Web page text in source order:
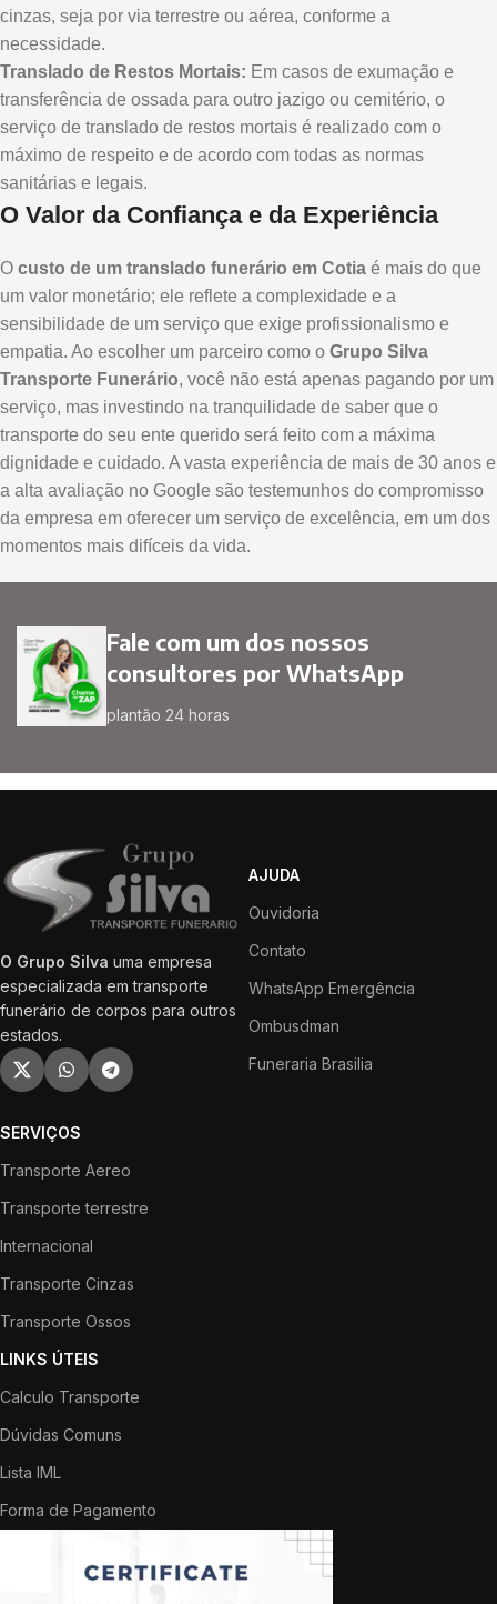
cinzas, seja por via terrestre ou aérea, conforme a
necessidade.
Translado de Restos Mortais: Em casos de exumação e
transferência de ossada para outro jazigo ou cemitério, o
serviço de translado de restos mortais é realizado com o
máximo de respeito e de acordo com todas as normas
sanitárias e legais.
O Valor da Confiança e da Experiência
O custo de um translado funerário em Cotia é mais do que
um valor monetário; ele reflete a complexidade e a
sensibilidade de um serviço que exige profissionalismo e
empatia. Ao escolher um parceiro como o Grupo Silva
Transporte Funerário, você não está apenas pagando por um
serviço, mas investindo na tranquilidade de saber que o
transporte do seu ente querido será feito com a máxima
dignidade e cuidado. A vasta experiência de mais de 30 anos e
a alta avaliação no Google são testemunhos do compromisso
da empresa em oferecer um serviço de excelência, em um dos
momentos mais difíceis da vida.
Fale com um dos nossos
consultores por WhatsApp
plantão 24 horas
O Grupo Silva uma empresa
especializada em transporte
funerário de corpos para outros
estados.
AJUDA
Ouvidoria
Contato
WhatsApp Emergência
Ombusdman
Funeraria Brasilia
SERVIÇOS
Transporte Aereo
Transporte terrestre
Internacional
Transporte Cinzas
Transporte Ossos
LINKS ÚTEIS
Calculo Transporte
Dúvidas Comuns
Lista IML
Forma de Pagamento